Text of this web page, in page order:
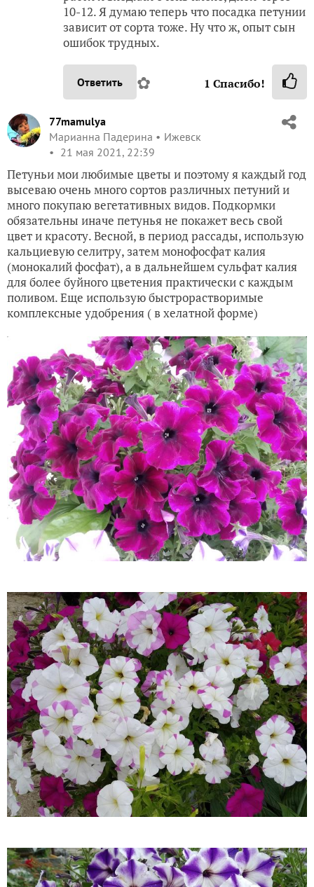
10-12. Я думаю теперь что посадка петунии
зависит от сорта тоже. Ну что ж, опыт сын
ошибок трудных.
Ответить ✿ 1 Спасибо!
77mamulya
Марианна Падерина
Ижевск
21 мая 2021, 22:39
Петуньи мои любимые цветы и поэтому я каждый год
высеваю очень много сортов различных петуний и
много покупаю вегетативных видов. Подкормки
обязательны иначе петунья не покажет весь свой
цвет и красоту. Весной, в период рассады, использую
кальциевую селитру, затем монофосфат калия
(монокалий фосфат), а в дальнейшем сульфат калия
для более буйного цветения практически с каждым
поливом. Еще использую быстрорастворимые
комплексные удобрения ( в хелатной форме)